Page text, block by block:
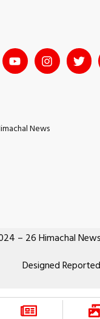
News
– 26 Himachal
Designed